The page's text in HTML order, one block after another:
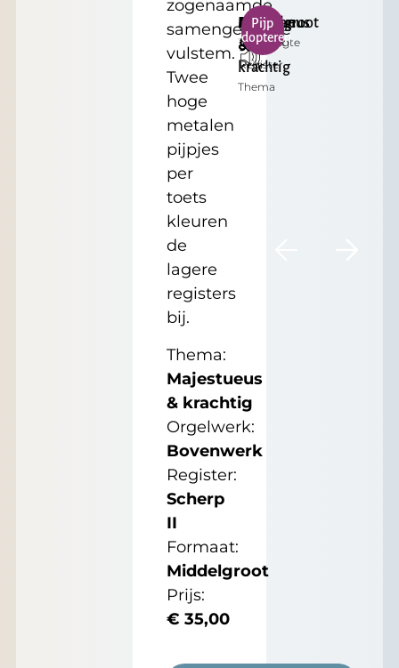
zogenaamde
samengestelde
vulstem.
Twee
hoge
metalen
pijpjes
per
toets
kleuren
de
lagere
registers
bij.
Thema:
Majestueus
& krachtig
Orgelwerk:
Bovenwerk
Register:
Scherp
II
Formaat:
Middelgroot
Prijs:
€ 35,00
B
Toonhoogte
Majestueus
&
krachtig
Thema
Dulciaan
8'
Register
Middelgroot
Formaat
€
35.00
Prijs
Pijp
adopteren